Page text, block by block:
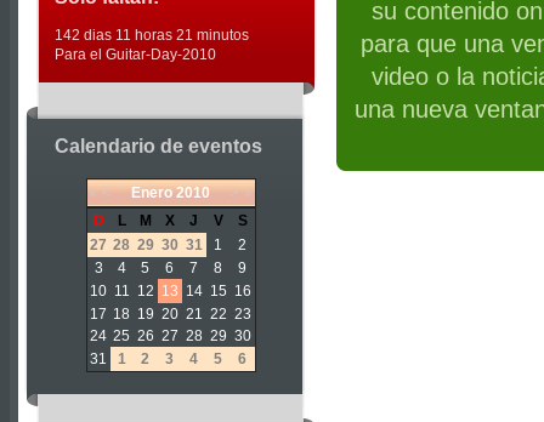
142 dias 11 horas 21 minutos
Para el Guitar-Day-2010
Calendario de eventos
« < Enero 2010 > »
D
L M X J V
S
27 28 29 30 31 1
2
3
4 5 6 7 8
9
10 11 12 13 14 15 16
17 18 19 20 21 22 23
24 25 26 27 28 29 30
31
1 2 3 4 5 6
su contenido
para que una
video o la
una nueva